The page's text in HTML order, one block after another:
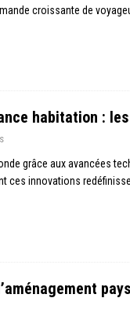
croissante de
habitation :
grâce aux avancées
ces innovations